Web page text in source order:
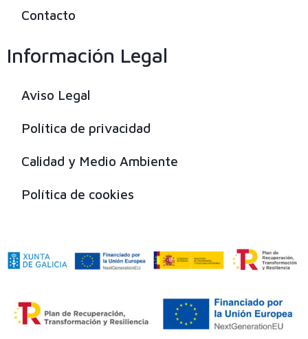
Contacto
Información Legal
Aviso Legal
Política de privacidad
Calidad y Medio Ambiente
Política de cookies